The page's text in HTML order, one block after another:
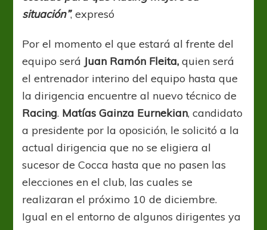
situación”, expresó
Por el momento el que estará al frente del
equipo será Juan Ramón Fleita,quien será
el entrenador interino del equipo hasta que
la dirigencia encuentre al nuevo técnico de
Racing. Matías Gainza Eurnekian, candidato
a presidente por la oposición, le solicitó a la
actual dirigencia que no se eligiera al
sucesor de Cocca hasta que no pasen las
elecciones en el club, las cuales se
realizaran el próximo 10 de diciembre.
Igual en el entorno de algunos dirigentes ya